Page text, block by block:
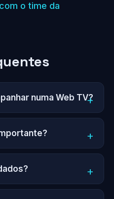
o time da
numa Web TV?